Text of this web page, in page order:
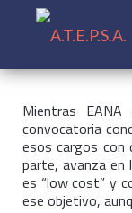
Mientras
convocatoria
esos cargos con
parte, avanza en
es “low cost” y
ese objetivo,